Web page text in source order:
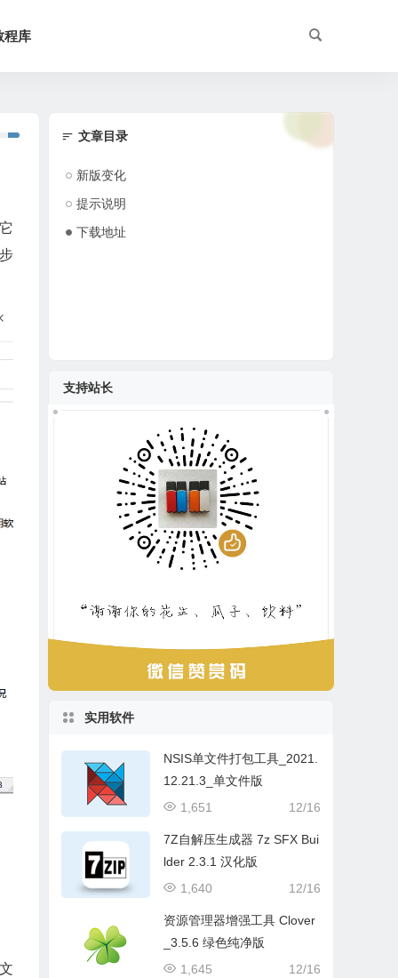
程库
文章目录
新版变化
提示说明
下载地址
支持站长
实用软件
NSIS单文件打包工具_2021.
12.21.3_单文件版
12/16
1,651
7Z自解压生成器 7z SFX Bui
lder 2.3.1 汉化版
12/16
1,640
资源管理器增强工具 Clover
_3.5.6 绿色纯净版
12/16
1,645